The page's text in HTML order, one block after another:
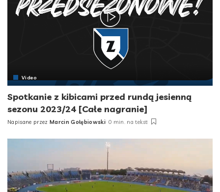
Video
Spotkanie z kibicami przed rundą jesienną
sezonu 2023/24 [Całe nagranie]
Posted
Napisane przez Marcin Gołębiowski 0 min. na tekst